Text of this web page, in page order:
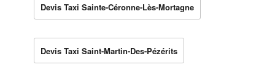
Devis Taxi Sainte-Céronne-Lès-Mortagne
Devis Taxi Saint-Martin-Des-Pézérits